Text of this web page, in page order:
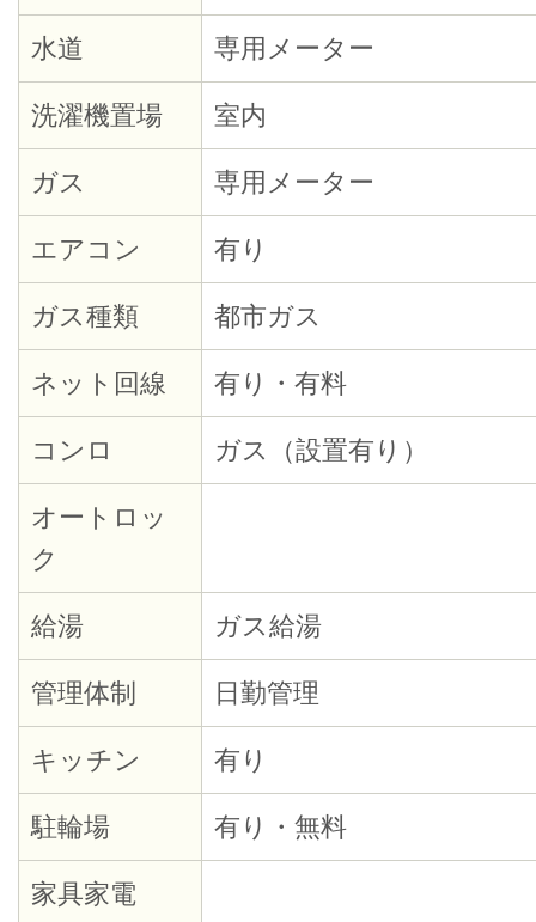
水道 専用メーター
洗濯機置場 室内
ガス 専用メーター
エアコン 有り
ガス種類 都市ガス
ネット回線 有り・有料
コンロ ガス（設置有り）
オートロッ
ク
給湯 ガス給湯
管理体制 日勤管理
キッチン 有り
駐輪場 有り・無料
家具家電